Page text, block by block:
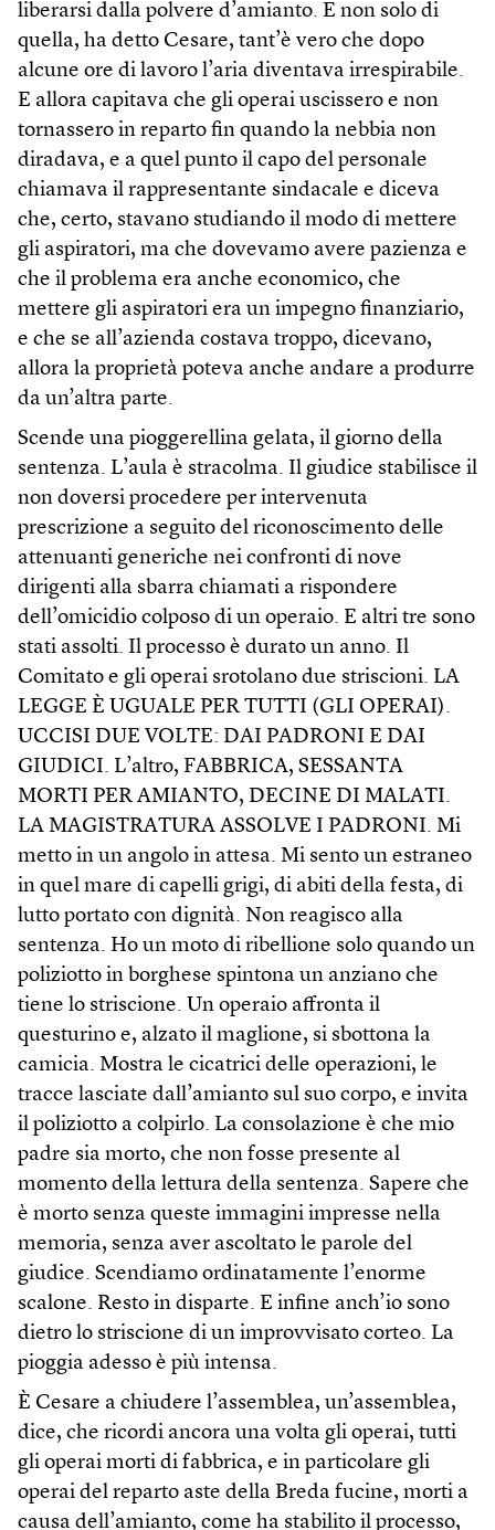
liberarsi dalla polvere d’amianto. E non solo di
quella, ha detto Cesare, tant’è vero che dopo
alcune ore di lavoro l’aria diventava irrespirabile.
E allora capitava che gli operai uscissero e non
tornassero in reparto fin quando la nebbia non
diradava, e a quel punto il capo del personale
chiamava il rappresentante sindacale e diceva
che, certo, stavano studiando il modo di mettere
gli aspiratori, ma che dovevamo avere pazienza e
che il problema era anche economico, che
mettere gli aspiratori era un impegno finanziario,
e che se all’azienda costava troppo, dicevano,
allora la proprietà poteva anche andare a produrre
da un’altra parte.
Scende una pioggerellina gelata, il giorno della
sentenza. L’aula è stracolma. Il giudice stabilisce il
non doversi procedere per intervenuta
prescrizione a seguito del riconoscimento delle
attenuanti generiche nei confronti di nove
dirigenti alla sbarra chiamati a rispondere
dell’omicidio colposo di un operaio. E altri tre sono
stati assolti. Il processo è durato un anno. Il
Comitato e gli operai srotolano due striscioni. LA
LEGGE È UGUALE PER TUTTI (GLI OPERAI).
UCCISI DUE VOLTE: DAI PADRONI E DAI
GIUDICI. L’altro, FABBRICA, SESSANTA
MORTI PER AMIANTO, DECINE DI MALATI.
LA MAGISTRATURA ASSOLVE I PADRONI. Mi
metto in un angolo in attesa. Mi sento un estraneo
in quel mare di capelli grigi, di abiti della festa, di
lutto portato con dignità. Non reagisco alla
sentenza. Ho un moto di ribellione solo quando un
poliziotto in borghese spintona un anziano che
tiene lo striscione. Un operaio affronta il
questurino e, alzato il maglione, si sbottona la
camicia. Mostra le cicatrici delle operazioni, le
tracce lasciate dall’amianto sul suo corpo, e invita
il poliziotto a colpirlo. La consolazione è che mio
padre sia morto, che non fosse presente al
momento della lettura della sentenza. Sapere che
è morto senza queste immagini impresse nella
memoria, senza aver ascoltato le parole del
giudice. Scendiamo ordinatamente l’enorme
scalone. Resto in disparte. E infine anch’io sono
dietro lo striscione di un improvvisato corteo. La
pioggia adesso è più intensa.
È Cesare a chiudere l’assemblea, un’assemblea,
dice, che ricordi ancora una volta gli operai, tutti
gli operai morti di fabbrica, e in particolare gli
operai del reparto aste della Breda fucine, morti a
causa dell’amianto, come ha stabilito il processo,